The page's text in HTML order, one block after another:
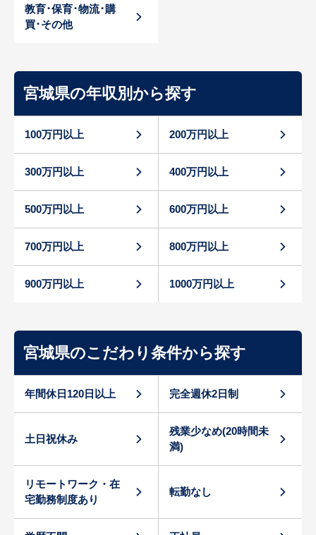
教育･保育･物流･購
買･その他
宮城県の年収別から探す
100万円以上 200万円以上
300万円以上 400万円以上
500万円以上 600万円以上
700万円以上 800万円以上
900万円以上 1000万円以上
宮城県のこだわり条件から探す
年間休日120日以上 完全週休2日制
土日祝休み
残業少なめ(20時間未
満)
リモートワーク・在
宅勤務制度あり
転勤なし